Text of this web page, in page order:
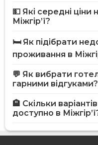
💵 Які середні
Міжгір’ї?
🛏️ Як підібрати
проживання в
💬 Як вибрати
гарними відгуками?
🏨 Скільки
доступно в